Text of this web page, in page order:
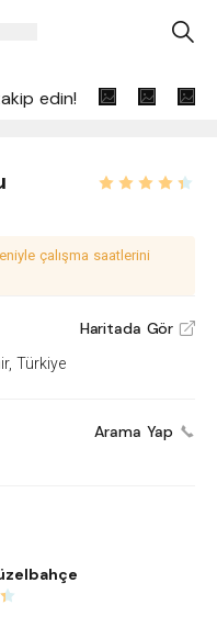
A
edin!
çalışma saatlerini
Haritada Gör V
Türkiye
Arama Yap